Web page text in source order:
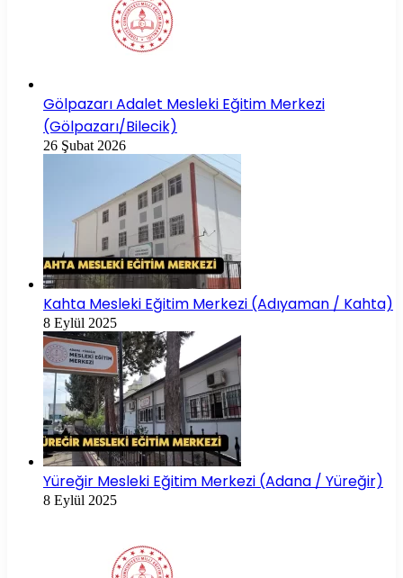
Gölpazarı Adalet Mesleki Eğitim Merkezi
(Gölpazarı/Bilecik)
26 Şubat 2026
Kahta Mesleki Eğitim Merkezi (Adıyaman / Kahta)
8 Eylül 2025
Yüreğir Mesleki Eğitim Merkezi (Adana / Yüreğir)
8 Eylül 2025